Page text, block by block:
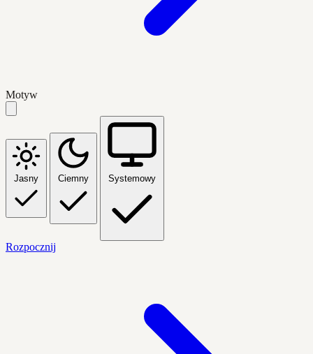
Motyw
Jasny Ciemny Systemowy
Rozpocznij